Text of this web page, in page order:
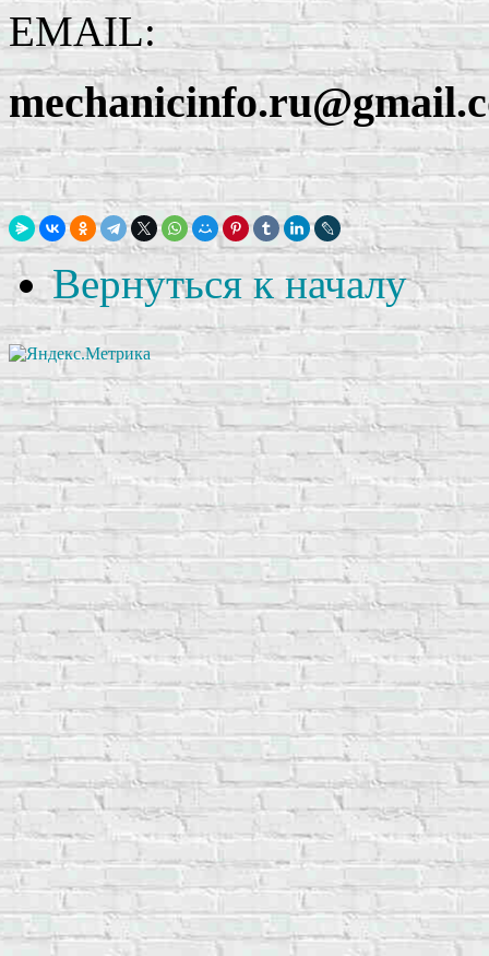
EMAIL:
Вернуться к началу